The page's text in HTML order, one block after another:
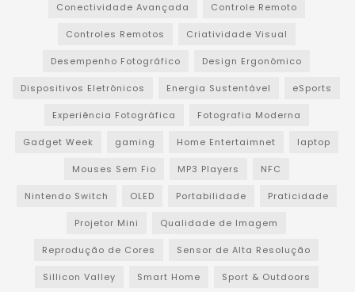
Conectividade Avançada Controle Remoto
Controles Remotos Criatividade Visual
Desempenho Fotográfico Design Ergonômico
Dispositivos Eletrônicos Energia Sustentável eSports
Experiência Fotográfica Fotografia Moderna
Gadget Week gaming Home Entertaimnet laptop
Mouses Sem Fio MP3 Players NFC
Nintendo Switch OLED Portabilidade Praticidade
Projetor Mini Qualidade de Imagem
Reprodução de Cores Sensor de Alta Resolução
Sillicon Valley Smart Home Sport & Outdoors